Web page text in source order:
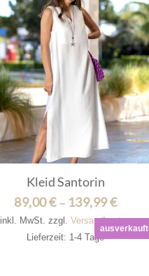
ausverkauft
Kleid Santorin
89,00€– 139,99€
inkl. MwSt. zzgl.Versandkosten
Lieferzeit: 1-4 Tage